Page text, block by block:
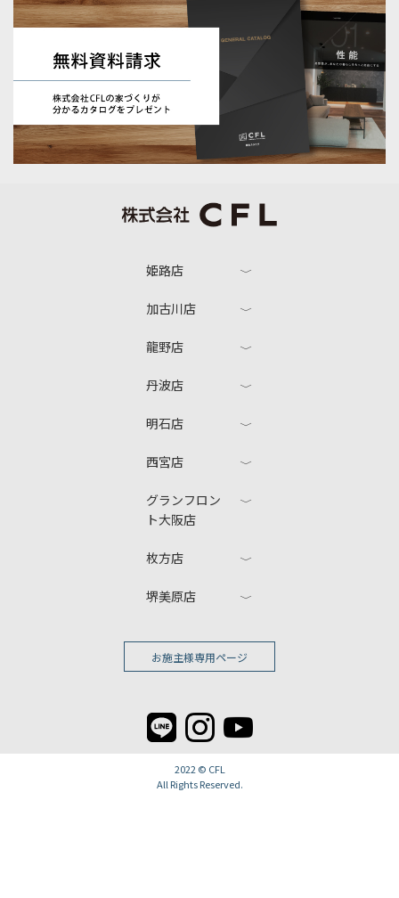
姫路店
加古川店
龍野店
丹波店
明石店
西宮店
グランフロン
ト大阪店
枚方店
堺美原店
お施主様専用ページ
2022 © CFL
All Rights Reserved.